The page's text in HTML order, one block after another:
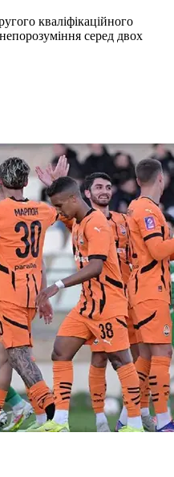
кваліфікаційного
серед двох